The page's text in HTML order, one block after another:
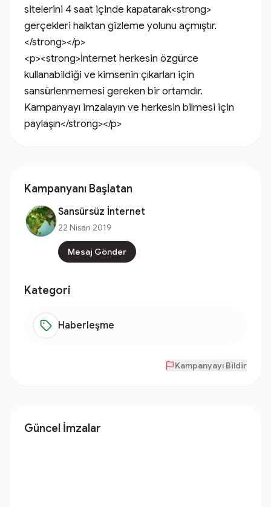
sitelerini 4 saat içinde kapatarak<strong>
gerçekleri halktan gizleme yolunu açmıştır.
</strong></p>
<p><strong>İnternet herkesin özgürce
kullanabildiği ve kimsenin çıkarları için
sansürlenmemesi gereken bir ortamdır.
Kampanyayı imzalayın ve herkesin bilmesi için
paylaşın</strong></p>
Kampanyanı Başlatan
Sansürsüz İnternet
22 Nisan 2019
Mesaj Gönder
Kategori
Haberleşme
Kampanyayı Bildir
Güncel İmzalar